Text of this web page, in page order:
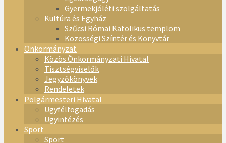
Gyermekjóléti szolgáltatás
Kultúra és Egyház
Szűcsi Római Katolikus templom
Közösségi Színtér és Könyvtár
Önkormányzat
Közös Önkormányzati Hivatal
Tisztségviselők
Jegyzőkönyvek
Rendeletek
Polgármesteri Hivatal
Ügyfélfogadás
Ügyintézés
Sport
Sport